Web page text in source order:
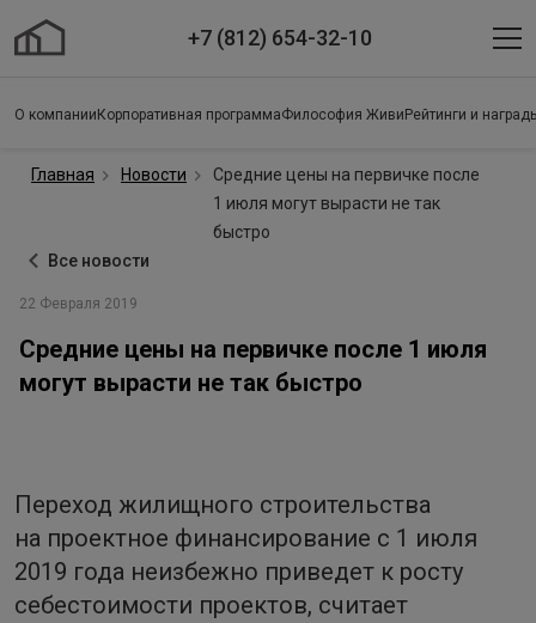
+7 (812) 654-32-10
О компании Корпоративная программаФилософия Живи Рейтинги и
Главная Новости
Средние цены на первичке после
1 июля могут вырасти не так
быстро
Все новости
22 Февраля 2019
Средние цены на первичке после 1 июля
могут вырасти не так быстро
Переход жилищного строительства
на проектное финансирование с 1 июля
2019 года неизбежно приведет к росту
себестоимости проектов, считает